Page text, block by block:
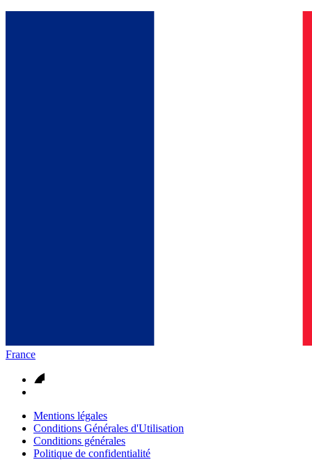
France
Mentions légales
Conditions Générales d'Utilisation
Conditions générales
Politique de confidentialité